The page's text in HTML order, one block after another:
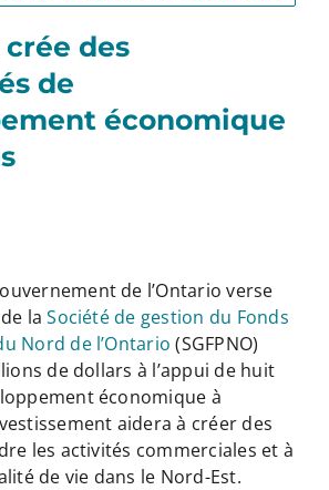
crée des
de
économique
de l’Ontario verse
de laSociété de gestion du Fonds
Nord de l’Ontario (SGFPNO)
de dollars à l’appui de huit
économique à
aidera à créer des
les activités commerciales et à
de vie dans le Nord-Est.